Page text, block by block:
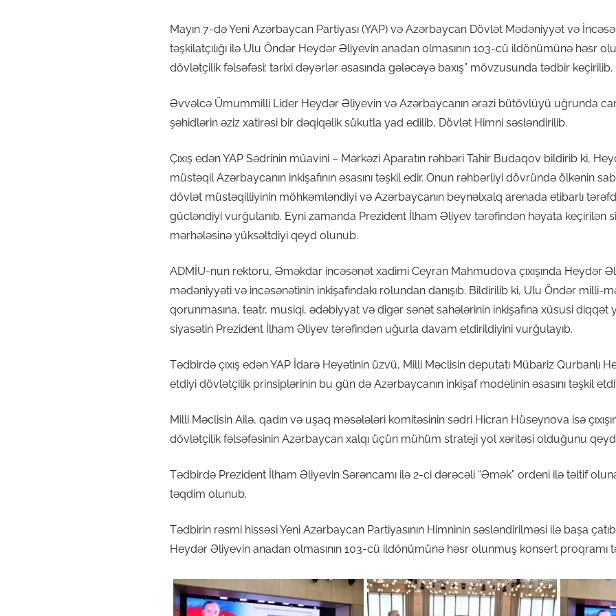
Mayın 7-də Yeni Azərbaycan Partiyası (YAP) və Azərbaycan Dövlət Mədəniyyət və
təşkilatçılığı ilə Ulu Öndər Heydər Əliyevin anadan olmasının 103-cü ildönümünə həsr
dövlətçilik fəlsəfəsi: tarixi dəyərlər əsasında gələcəyə baxış” mövzusunda tədbir keçirilib.
Əvvəlcə Ümummilli Lider Heydər Əliyevin və Azərbaycanın ərazi bütövlüyü uğrunda
şəhidlərin əziz xatirəsi bir dəqiqəlik sükutla yad edilib, Dövlət Himni səsləndirilib.
Çıxış edən YAP Sədrinin müavini – Mərkəzi Aparatın rəhbəri Tahir Budaqov bildirib ki,
müstəqil Azərbaycanın inkişafının əsasını təşkil edir. Onun rəhbərliyi dövründə ölkənin
dövlət müstəqilliyinin möhkəmləndiyi və Azərbaycanın beynəlxalq arenada etibarlı
gücləndiyi vurğulanıb. Eyni zamanda Prezident İlham Əliyev tərəfindən həyata keçirilən
mərhələsinə yüksəltdiyi qeyd olunub.
ADMİU-nun rektoru, Əməkdar incəsənət xadimi Ceyran Mahmudova çıxışında Heydər
mədəniyyəti və incəsənətinin inkişafındakı rolundan danışıb. Bildirilib ki, Ulu Öndər milli-
qorunmasına, teatr, musiqi, ədəbiyyat və digər sənət sahələrinin inkişafına xüsusi diqqət
siyasətin Prezident İlham Əliyev tərəfindən uğurla davam etdirildiyini vurğulayıb.
Tədbirdə çıxış edən YAP İdarə Heyətinin üzvü, Milli Məclisin deputatı Mübariz Qurbanlı
etdiyi dövlətçilik prinsiplərinin bu gün də Azərbaycanın inkişaf modelinin əsasını təşkil
Milli Məclisin Ailə, qadın və uşaq məsələləri komitəsinin sədri Hicran Hüseynova isə
dövlətçilik fəlsəfəsinin Azərbaycan xalqı üçün mühüm strateji yol xəritəsi olduğunu
Tədbirdə Prezident İlham Əliyevin Sərəncamı ilə 2-ci dərəcəli “Əmək” ordeni ilə təltif
təqdim olunub.
Tədbirin rəsmi hissəsi Yeni Azərbaycan Partiyasının Himninin səsləndirilməsi ilə başa
Heydər Əliyevin anadan olmasının 103-cü ildönümünə həsr olunmuş konsert proqramı